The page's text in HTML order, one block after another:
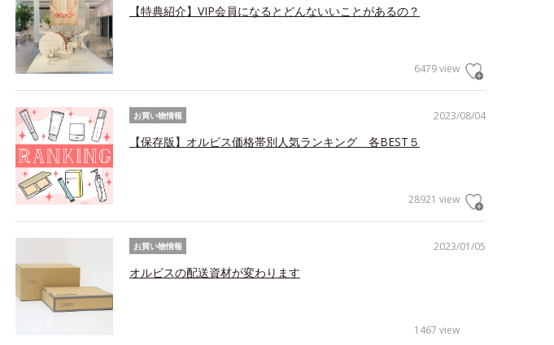
【特典紹介】VIP会員になるとどんないいことがあるの？
6479 view
2023/08/04
お買い物情報
【保存版】オルビス価格帯別人気ランキング 各BEST５
28921 view
2023/01/05
お買い物情報
オルビスの配送資材が変わります
1467 view